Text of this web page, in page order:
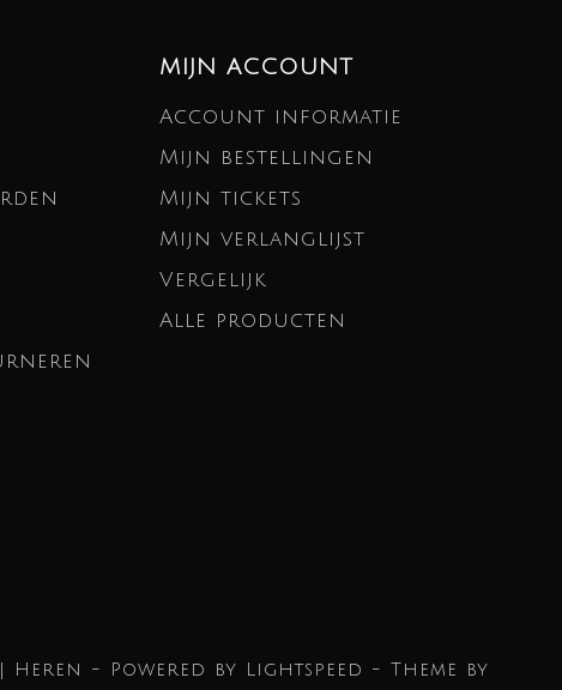
MIJN ACCOUNT
Account informatie
Mijn bestellingen
Mijn tickets
Mijn verlanglijst
Vergelijk
Alle producten
Heren - Powered by Lightspeed - Theme by